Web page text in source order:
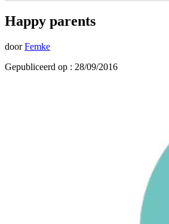
Happy parents
door Femke
Gepubliceerd op : 28/09/2016